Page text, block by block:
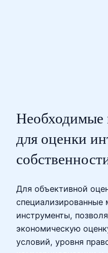
Необходимые
для оценки
Для объективной
специализированные
инструменты,
экономическую
условий, уровня